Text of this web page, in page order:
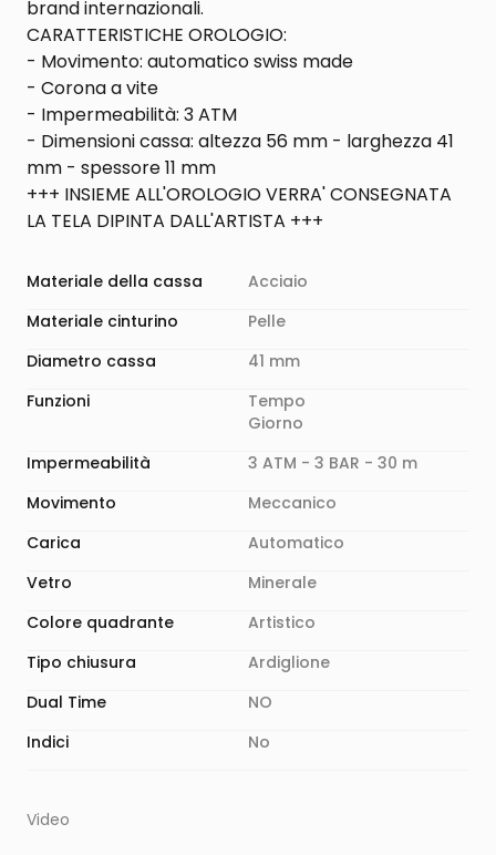
brand internazionali.
CARATTERISTICHE OROLOGIO:
- Movimento: automatico swiss made
- Corona a vite
- Impermeabilità: 3 ATM
- Dimensioni cassa: altezza 56 mm - larghezza 41
mm - spessore 11 mm
+++ INSIEME ALL'OROLOGIO VERRA' CONSEGNATA
LA TELA DIPINTA DALL'ARTISTA +++
Materiale della cassa
Acciaio
Materiale cinturino
Pelle
Diametro cassa
41 mm
Funzioni
Tempo
Giorno
Impermeabilità
3 ATM - 3 BAR - 30 m
Movimento
Meccanico
Carica
Automatico
Vetro
Minerale
Colore quadrante
Artistico
Tipo chiusura
Ardiglione
Dual Time
NO
Indici
No
Video